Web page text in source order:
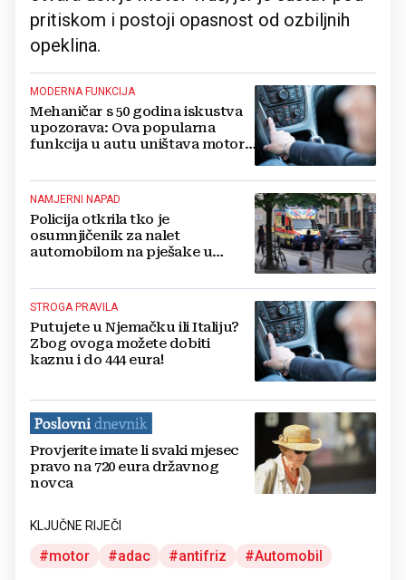
pritiskom i postoji opasnost od ozbiljnih
opeklina.
MODERNA FUNKCIJA
Mehaničar s 50 godina iskustva
upozorava: Ova popularna
funkcija u autu uništava motor,
NAMJERNI NAPAD
Policija otkrila tko je
osumnjičenik za nalet
automobilom na pješake u
STROGA PRAVILA
Putujete u Njemačku ili Italiju?
Zbog ovoga možete dobiti
kaznu i do 444 eura!
Provjerite imate li svaki mjesec
pravo na 720 eura državnog
novca
KLJUČNE RIJEČI
motor adac antifriz Automobil